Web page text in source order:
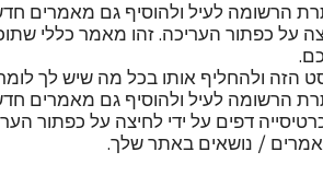
הרשומה לעיל ולהוסיף גם מאמרים
על כפתור העריכה. זהו מאמר כללי
הזה ולהחליף אותו בכל מה שיש לך
הרשומה לעיל ולהוסיף גם מאמרים
דפים על ידי לחיצה על כפתור
/ נושאים באתר שלך.